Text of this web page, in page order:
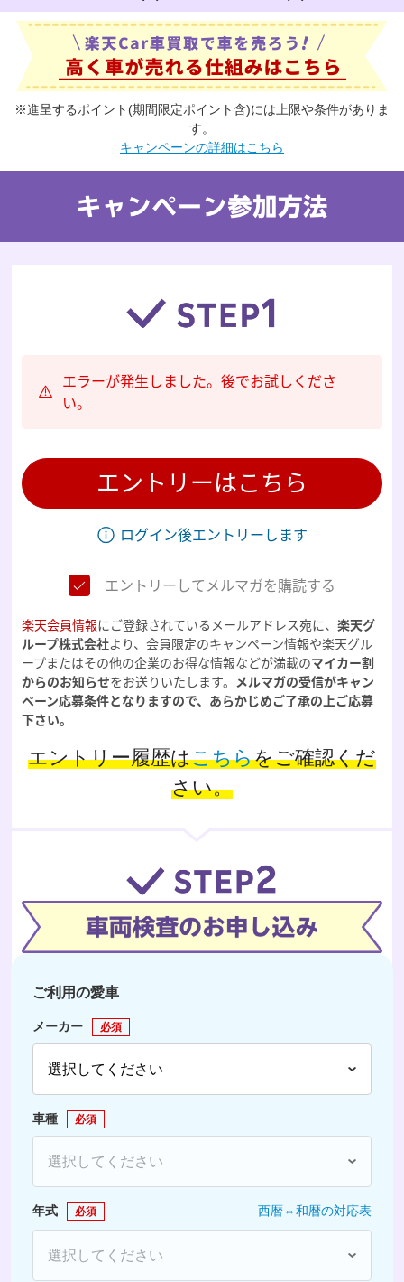
※進呈するポイント(期間限定ポイント含)には上限や条件がありま
す。
キャンペーンの詳細はこちら
エラーが発生しました。後でお試しくださ
い。
エントリーはこちら
ログイン後エントリーします
エントリーしてメルマガを購読する
楽天会員情報にご登録されているメールアドレス宛に、 楽天グ
ループ株式会社より、会員限定のキャンペーン情報や楽天グル
ープまたはその他の企業のお得な情報などが満載のマイカー割
からのお知らせをお送りいたします。 メルマガの受信がキャン
ペーン応募条件となりますので、あらかじめご了承の上ご応募
下さい。
エントリー履歴はこちらをご確認くだ
さい。
ご利用の愛車
メーカー 必須
車種 必須
年式 必須 西暦⇔和暦の対応表